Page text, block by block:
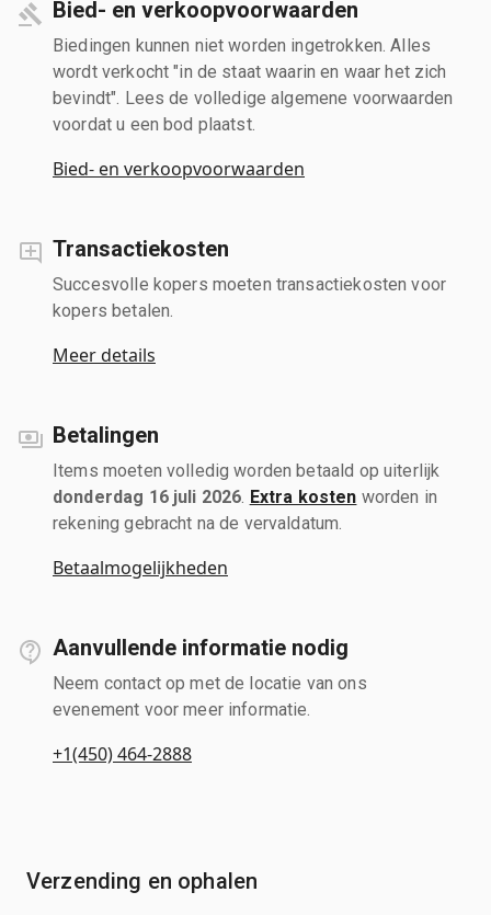
Bied- en verkoopvoorwaarden
Biedingen kunnen niet worden ingetrokken. Alles
wordt verkocht "in de staat waarin en waar het zich
bevindt". Lees de volledige algemene voorwaarden
voordat u een bod plaatst.
Bied- en verkoopvoorwaarden
Transactiekosten
Succesvolle kopers moeten transactiekosten voor
kopers betalen.
Meer details
Betalingen
Items moeten volledig worden betaald op uiterlijk
donderdag 16 juli 2026 Extra kosten worden in
rekening gebracht na de vervaldatum.
Betaalmogelijkheden
Aanvullende informatie nodig
Neem contact op met de locatie van ons
evenement voor meer informatie.
+1(450) 464-2888
Verzending en ophalen